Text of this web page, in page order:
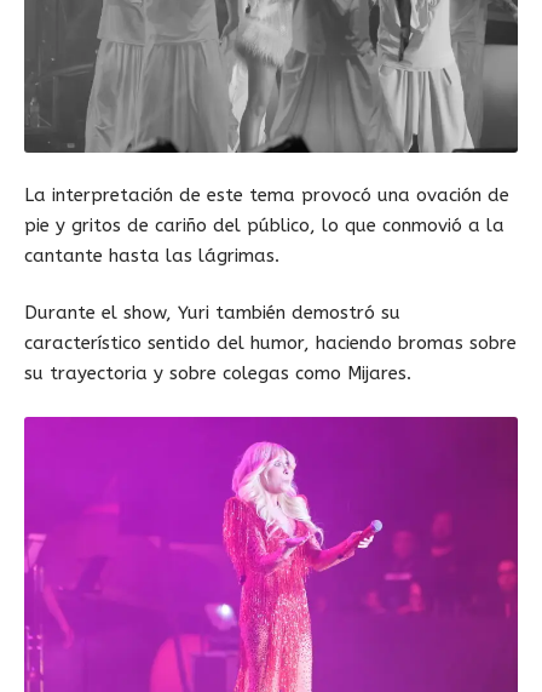
La interpretación de este tema provocó una ovación de
pie y gritos de cariño del público, lo que conmovió a la
cantante hasta las lágrimas.
Durante el show, Yuri también demostró su
característico sentido del humor, haciendo bromas sobre
su trayectoria y sobre colegas como Mijares.